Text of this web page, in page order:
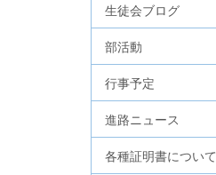
生徒会ブログ
部活動
行事予定
進路ニュース
各種証明書について